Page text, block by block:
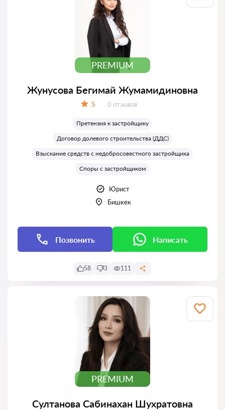
PREMIUM
Жунусова Бегимай Жумамидиновна
5 Отзывов:
0 отзывов
Претензия к застройщику
Договор долевого строительства (ДДС)
Взыскание средств с недобросовестного застройщика
Споры с застройщиком
Юрист
Бишкек
Позвонить Написать
58 3 111
PREMIUM
Султанова Сабинахан Шухратовна